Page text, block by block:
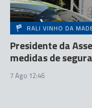
RALI VINHO DA
Presidente da
medidas de
7 Ago 12:46